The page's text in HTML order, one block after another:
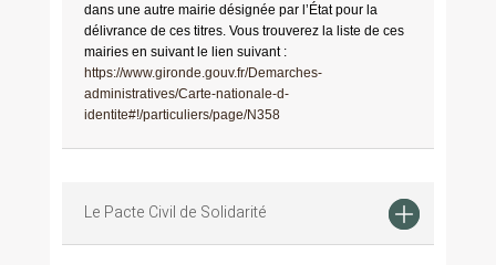
dans une autre mairie désignée par l’État pour la
délivrance de ces titres. Vous trouverez la liste de ces
mairies en suivant le lien suivant :
https://www.gironde.gouv.fr/Demarches-
administratives/Carte-nationale-d-
identite#!/particuliers/page/N358
Le Pacte Civil de Solidarité